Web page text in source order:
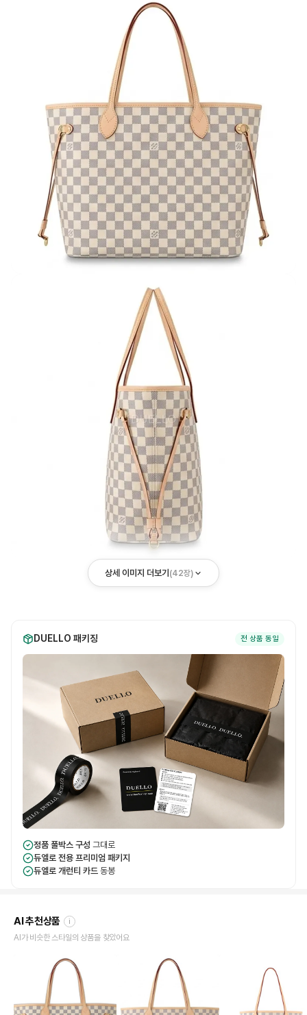
상세 이미지 더보기 (42장)
DUELLO 패키징 전 상품 동일
정품 풀박스 구성 그대로
듀엘로 전용 프리미엄 패키지
듀엘로 개런티 카드 동봉
AI 추천상품 i
AI가 비슷한 스타일의 상품을 찾았어요